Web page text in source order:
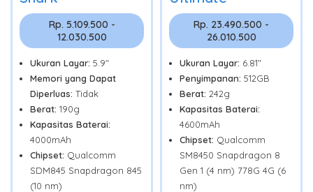
Rp. 5.109.500 -
12.030.500
Ukuran Layar: 5.9"
Memori yang Dapat
Diperluas: Tidak
Berat: 190g
Kapasitas Baterai:
4000mAh
Chipset: Qualcomm
SDM845 Snapdragon 845
(10 nm)
Rp. 23.490.500 -
26.010.500
Ukuran Layar: 6.81"
Penyimpanan: 512GB
Berat: 242g
Kapasitas Baterai:
4600mAh
Chipset: Qualcomm
SM8450 Snapdragon 8
Gen 1 (4 nm) 778G 4G (6
nm)